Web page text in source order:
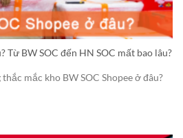
Từ BW SOC đến HN SOC mất bao lâu?
mắc kho BW SOC Shopee ở đâu?